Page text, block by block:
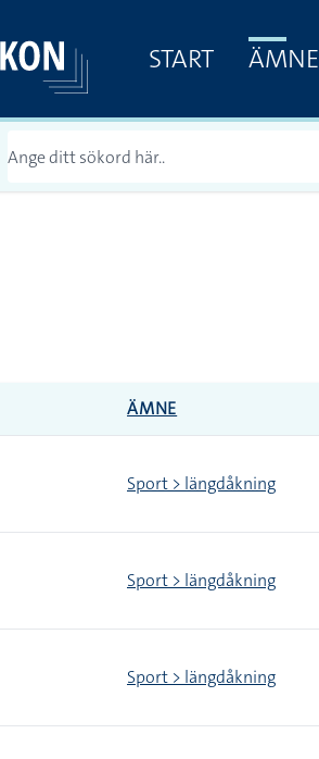
START ÄMNE
ÄMNE
Sport > längdåkning
Sport > längdåkning
Sport > längdåkning